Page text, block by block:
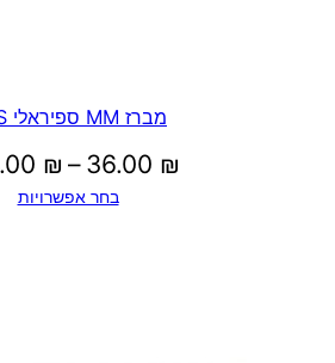
מברז MM ספיראלי HSS
36.00 ₪
–
₪
בחר אפשרויות